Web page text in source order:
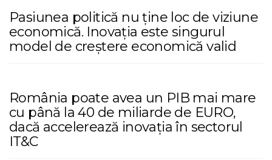
Pasiunea politică nu ține loc de viziune
economică. Inovația este singurul
model de creștere economică valid
România poate avea un PIB mai mare
cu până la 40 de miliarde de EURO,
dacă accelerează inovația în sectorul
IT&C